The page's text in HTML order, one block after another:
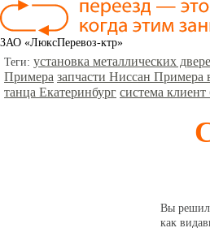
ЗАО «ЛюксПеревоз-ктр»
Теги: установка металлических
Примера запчасти Ниссан Примера
танца Екатеринбург система клиент
Вы
как